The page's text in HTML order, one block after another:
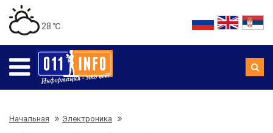
28 ℃
Начальная Электроника